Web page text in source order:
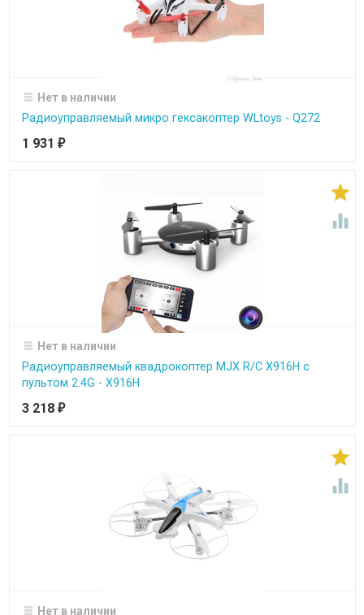
Нет в наличии
Радиоуправляемый микро гексакоптер WLtoys - Q272
1 931 ₽


Нет в наличии
Радиоуправляемый квадрокоптер MJX R/C X916H с
пультом 2.4G - X916H
3 218 ₽


Нет в наличии